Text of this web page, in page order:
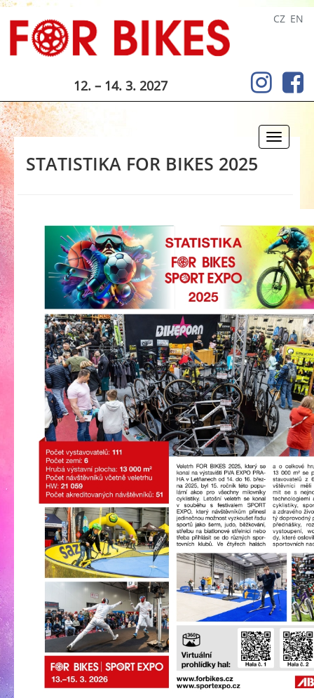
CZ EN
12. – 14. 3. 2027
Toggle
STATISTIKA FOR BIKES 2025